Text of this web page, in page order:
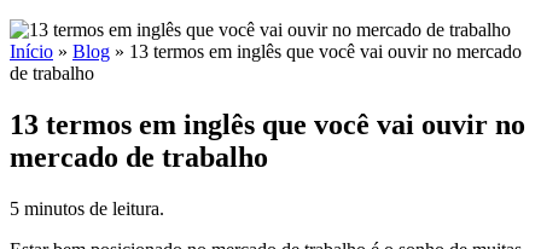
Início » Blog » 13 termos em inglês que você vai ouvir no mercado
de trabalho
13 termos em inglês que você vai ouvir no
mercado de trabalho
5 minutos de leitura.